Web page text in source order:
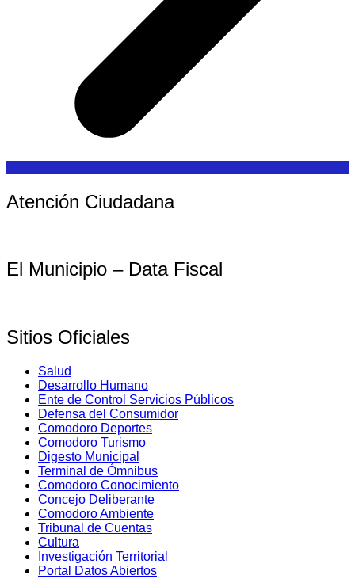
Atención Ciudadana
El Municipio – Data Fiscal
Sitios Oficiales
Salud
Desarrollo Humano
Ente de Control Servicios Públicos
Defensa del Consumidor
Comodoro Deportes
Comodoro Turismo
Digesto Municipal
Terminal de Ómnibus
Comodoro Conocimiento
Concejo Deliberante
Comodoro Ambiente
Tribunal de Cuentas
Cultura
Investigación Territorial
Portal Datos Abiertos